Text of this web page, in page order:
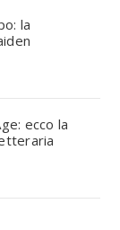
la
ecco la